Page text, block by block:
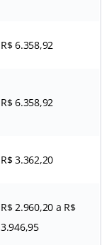
R$ 6.358,92
R$ 6.358,92
R$ 3.362,20
R$ 2.960,20 a R$
3.946,95